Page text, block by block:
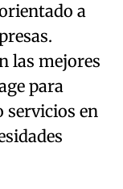
a
las mejores
para
servicios en